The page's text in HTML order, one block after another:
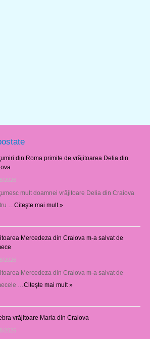
din Roma primite de vrăjitoarea Delia din
2026
mult doamnei vrăjitoare Delia din Craiova
… Citeşte mai mult »
Mercedeza din Craiova m-a salvat de
2026
Mercedeza din Craiova m-a salvat de
… Citeşte mai mult »
vrăjitoare Maria din Craiova
2026